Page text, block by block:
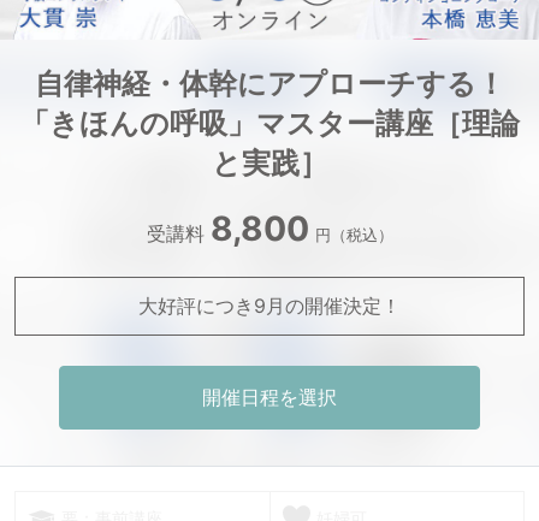
自律神経・体幹にアプローチする！
「きほんの呼吸」マスター講座［理論
と実践］
受講料 8,800 円（税込）
大好評につき9月の開催決定！
開催日程を選択